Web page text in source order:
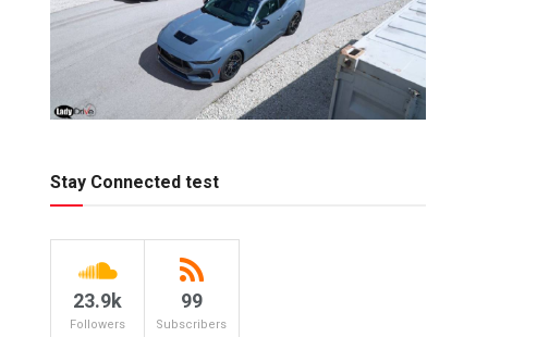
Stay Connected test
23.9k
Followers
99
Subscribers